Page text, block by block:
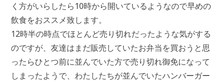
く方がいらしたら10時から開いているようなので早めの
飲食をおススメ致します。
12時半の時点でほとんど売り切れだったような気がする
のですが、友達はまだ販売していたお弁当を買おうと思
ったらひとつ前に並んでいた方で売り切れ御免になって
しまったようで、わたしたちが並んでいたハンバーガー